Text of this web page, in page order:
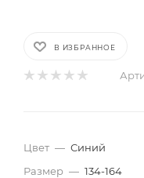
В ИЗБРАННОЕ
Цвет — Синий
Размер — 134-164